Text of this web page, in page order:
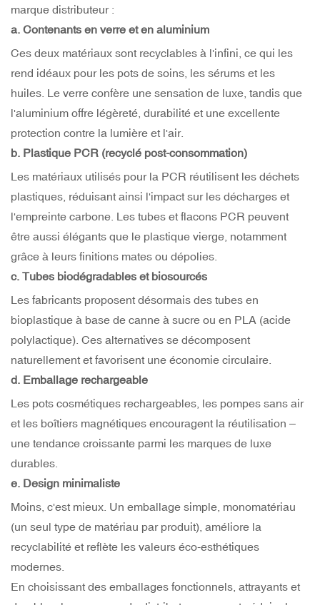
marque distributeur :
a. Contenants en verre et en aluminium
Ces deux matériaux sont recyclables à l'infini, ce qui les
rend idéaux pour les pots de soins, les sérums et les
huiles. Le verre confère une sensation de luxe, tandis que
l'aluminium offre légèreté, durabilité et une excellente
protection contre la lumière et l'air.
b. Plastique PCR (recyclé post-consommation)
Les matériaux utilisés pour la PCR réutilisent les déchets
plastiques, réduisant ainsi l'impact sur les décharges et
l'empreinte carbone. Les tubes et flacons PCR peuvent
être aussi élégants que le plastique vierge, notamment
grâce à leurs finitions mates ou dépolies.
c. Tubes biodégradables et biosourcés
Les fabricants proposent désormais des tubes en
bioplastique à base de canne à sucre ou en PLA (acide
polylactique). Ces alternatives se décomposent
naturellement et favorisent une économie circulaire.
d. Emballage rechargeable
Les pots cosmétiques rechargeables, les pompes sans air
et les boîtiers magnétiques encouragent la réutilisation –
une tendance croissante parmi les marques de luxe
durables.
e. Design minimaliste
Moins, c'est mieux. Un emballage simple, monomatériau
(un seul type de matériau par produit), améliore la
recyclabilité et reflète les valeurs éco-esthétiques
modernes.
En choisissant des emballages fonctionnels, attrayants et